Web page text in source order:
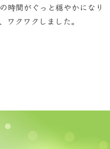
時間がぐっと穏やかになり
ワクワクしました。